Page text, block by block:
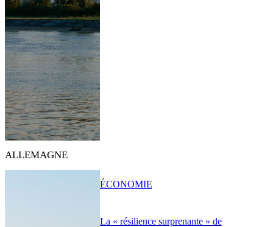
ALLEMAGNE
La « résilience surprenante » de
ÉCONOMIE